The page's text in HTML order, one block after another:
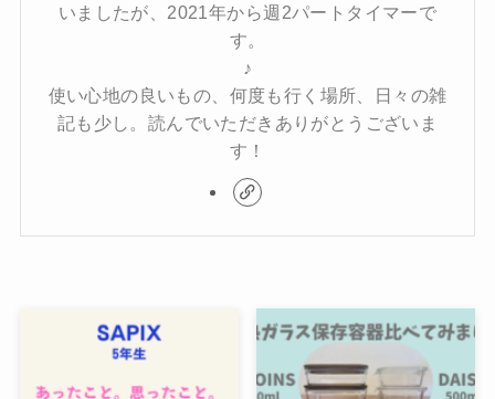
いましたが、2021年から週2パートタイマーで
す。
♪
使い心地の良いもの、何度も行く場所、日々の雑
記も少し。読んでいただきありがとうございま
す！